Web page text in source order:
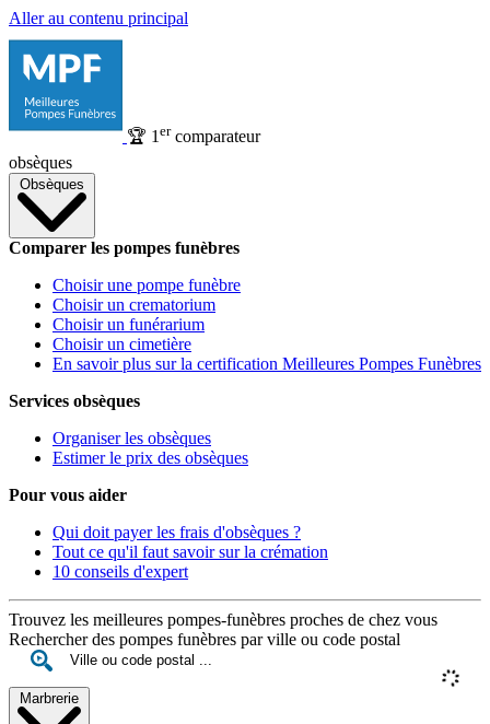
Aller au contenu principal
🏆 1 ercomparateur
obsèques
Obsèques
Comparer les pompes funèbres
Choisir une pompe funèbre
Choisir un crematorium
Choisir un funérarium
Choisir un cimetière
En savoir plus sur la certification Meilleures Pompes Funèbres
Services obsèques
Organiser les obsèques
Estimer le prix des obsèques
Pour vous aider
Qui doit payer les frais d'obsèques ?
Tout ce qu'il faut savoir sur la crémation
10 conseils d'expert
Trouvez les meilleures pompes-funèbres proches de chez vous
Rechercher des pompes funèbres par ville ou code postal
Marbrerie